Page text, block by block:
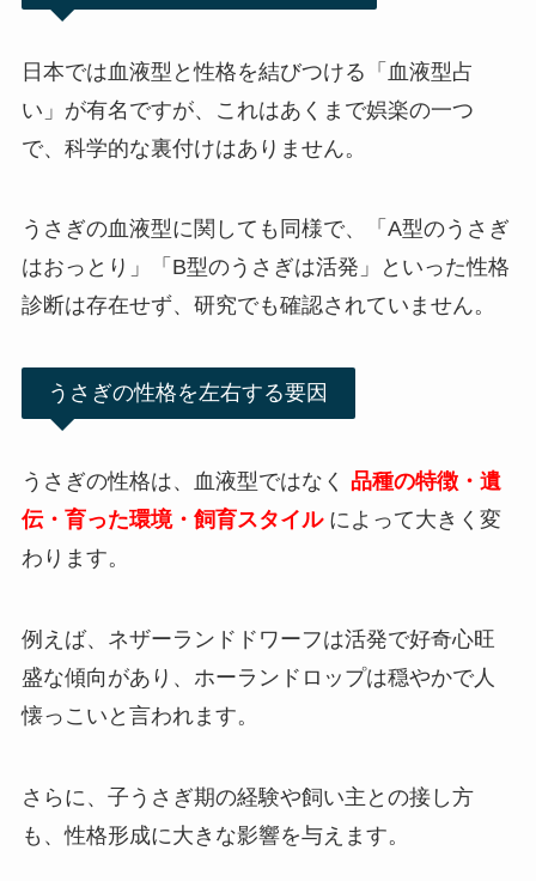
日本では血液型と性格を結びつける「血液型占
い」が有名ですが、これはあくまで娯楽の一つ
で、科学的な裏付けはありません。
うさぎの血液型に関しても同様で、「A型のうさぎ
はおっとり」「B型のうさぎは活発」といった性格
診断は存在せず、研究でも確認されていません。
うさぎの性格を左右する要因
うさぎの性格は、血液型ではなく 品種の特徴・遺
伝・育った環境・飼育スタイルによって大きく変
わります。
例えば、ネザーランドドワーフは活発で好奇心旺
盛な傾向があり、ホーランドロップは穏やかで人
懐っこいと言われます。
さらに、子うさぎ期の経験や飼い主との接し方
も、性格形成に大きな影響を与えます。